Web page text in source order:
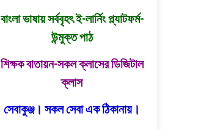
বাংলা ভাষায় সর্ববৃহৎ ই-লার্নিং প্ল্যাটফর্ম-
উন্মুক্ত পাঠ
শিক্ষক বাতায়ন-সকল ক্লাসের ডিজিটাল
ক্লাস
সেবাকুঞ্জ। সকল সেবা এক ঠিকানায়।